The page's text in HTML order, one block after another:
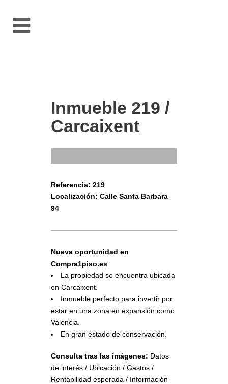
Inmueble 219 /
Carcaixent
Referencia: 219
Localización: Calle Santa Barbara
94
Nueva oportunidad en
Compra1piso.es
La propiedad se encuentra ubicada
en Carcaixent.
Inmueble perfecto para invertir por
estar en una zona en expansión como
Valencia.
En gran estado de conservación.
Consulta tras las imágenes: Datos
de interés / Ubicación / Gastos /
Rentabilidad esperada / Información